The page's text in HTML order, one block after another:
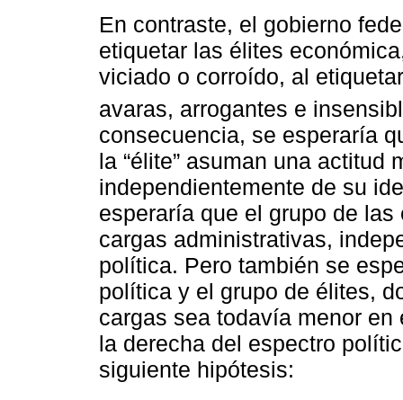
En contraste, el gobierno
etiquetar las élites
viciado o corroído, al
avaras, arrogantes e
consecuencia, se esperaría
la “élite” asuman una actitud
independientemente de su
esperaría que el grupo de
cargas administrativas,
política. Pero también se
política y el grupo de élites,
cargas sea todavía menor
la derecha del espectro
siguiente hipótesis: